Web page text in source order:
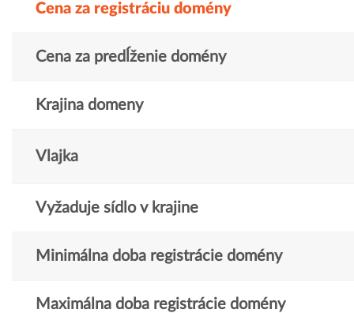
Cena za registráciu domény
Cena za predĺženie domény
Krajina domeny
Vlajka
Vyžaduje sídlo v krajine
Minimálna doba registrácie domény
Maximálna doba registrácie domény